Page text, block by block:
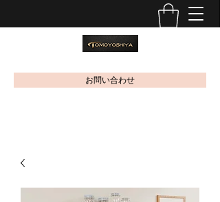
お問い合わせ